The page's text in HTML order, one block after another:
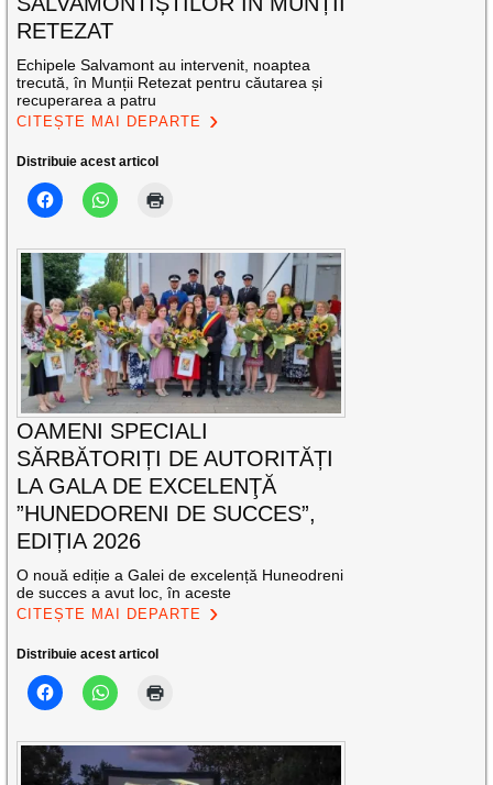
RETEZAT
Echipele Salvamont au intervenit, noaptea
trecută, în Munții Retezat pentru căutarea și
recuperarea a patru
CITEȘTE MAI DEPARTE
Distribuie acest articol
OAMENI SPECIALI
SĂRBĂTORIȚI DE AUTORITĂȚI
LA GALA DE EXCELENŢĂ
”HUNEDORENI DE SUCCES”,
EDIȚIA 2026
O nouă ediție a Galei de excelență Huneodreni
de succes a avut loc, în aceste
CITEȘTE MAI DEPARTE
Distribuie acest articol